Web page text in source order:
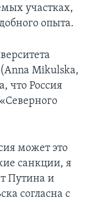
участках,
опыта.
Mikulska,
что Россия
может это
санкции, я
Путина и
согласна с